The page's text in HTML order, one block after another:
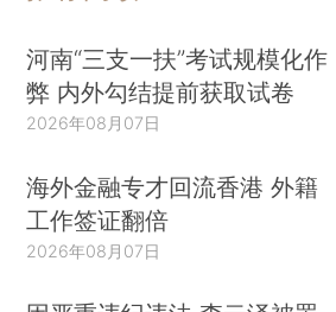
河南“三支一扶”考试规模化作
弊 内外勾结提前获取试卷
2026年08月07日
海外金融专才回流香港 外籍
工作签证翻倍
2026年08月07日